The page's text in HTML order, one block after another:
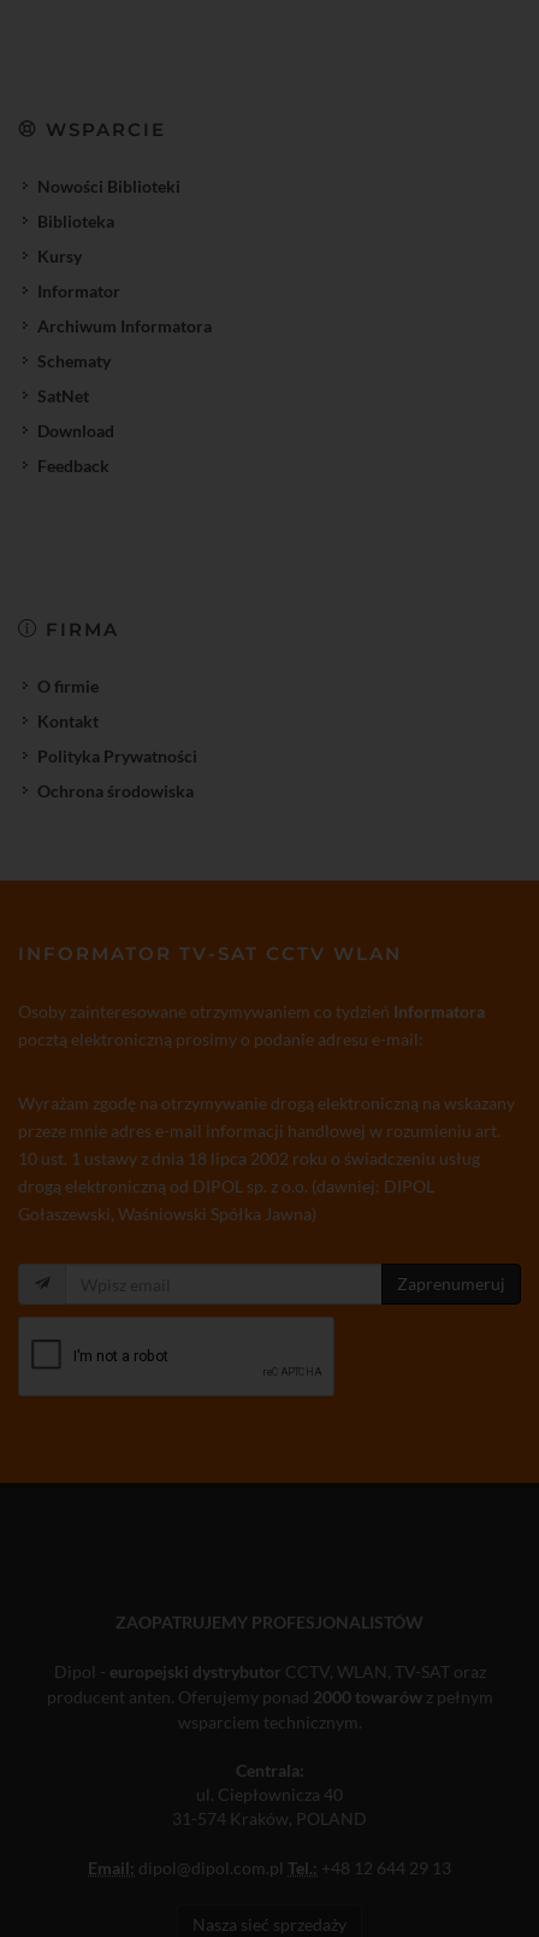
WSPARCIE
Nowości Biblioteki
Biblioteka
Kursy
Informator
Archiwum Informatora
Schematy
SatNet
Download
Feedback
FIRMA
O firmie
Kontakt
Polityka Prywatności
Ochrona środowiska
INFORMATOR TV-SAT CCTV WLAN
Osoby zainteresowane otrzymywaniem co tydzień Informatora
pocztą elektroniczną prosimy o podanie adresu e-mail:
Wyrażam zgodę na otrzymywanie drogą elektroniczną na wskazany
przeze mnie adres e-mail informacji handlowej w rozumieniu art.
10 ust. 1 ustawy z dnia 18 lipca 2002 roku o świadczeniu usług
drogą elektroniczną od DIPOL sp. z o.o. (dawniej: DIPOL
Gołaszewski, Waśniowski Spółka Jawna)
Zaprenumeruj
ZAOPATRUJEMY PROFESJONALISTÓW
Dipol - europejski dystrybutor CCTV, WLAN, TV-SAT oraz
producent anten. Oferujemy ponad 2000 towarówz pełnym
wsparciem technicznym.
Centrala:
ul. Ciepłownicza 40
31-574 Kraków, POLAND
Email: dipol@dipol.com.pl Tel.: +48 12 644 29 13
Nasza sieć sprzedaży